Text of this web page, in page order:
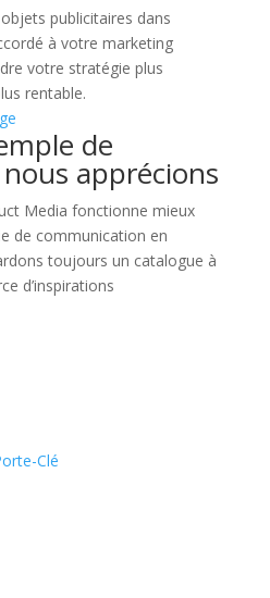
publicitaires dans
à votre marketing
votre stratégie plus
rentable.
de
apprécions
Media fonctionne mieux
de communication en
toujours un catalogue à
d’inspirations
Clé